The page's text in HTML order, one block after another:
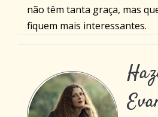
não têm tanta graça, mas
fiquem mais interessantes.